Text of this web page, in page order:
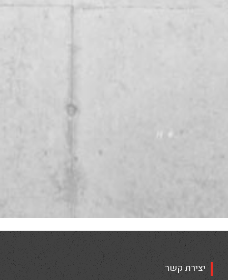
יצירת קשר